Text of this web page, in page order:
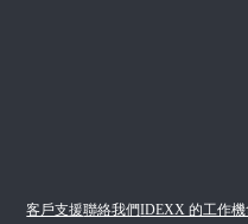
客戶支援聯絡我們IDEXX 的工作